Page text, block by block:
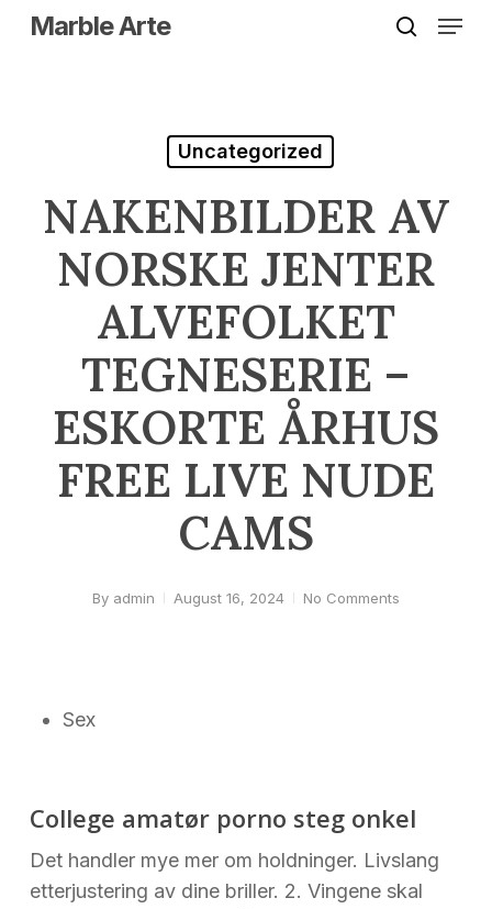
SkipMarble Arte Menu
Uncategorized
NAKENBILDER AV
NORSKE JENTER
ALVEFOLKET
TEGNESERIE –
ESKORTE ÅRHUS
FREE LIVE NUDE
CAMS
By admin August 16, 2024 No Comments
Sex
College amatør porno steg onkel
Det handler mye mer om holdninger. Livslang
etterjustering av dine briller. 2. Vingene skal